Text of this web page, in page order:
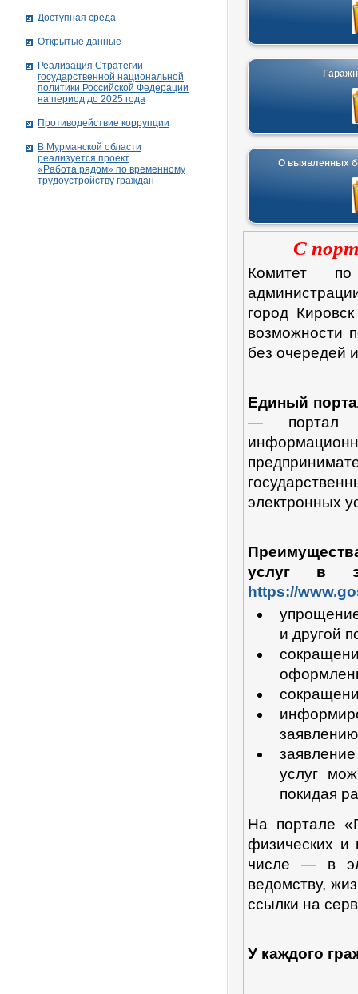
О выявленных
С
Комитет по
город
возможности
без очередей
Единый
— портал
электронных
услуг в
https://
и другой
услуг
покидая
На портале
физических и
числе — в
ведомству,
ссылки на
У каждого
Доступная среда
Открытые данные
Реализация Стратегии
государственной национальной
политики Российской Федерации
на период до 2025 года
Противодействие коррупции
В Мурманской области
реализуется проект
«Работа рядом» по временному
трудоустройству граждан